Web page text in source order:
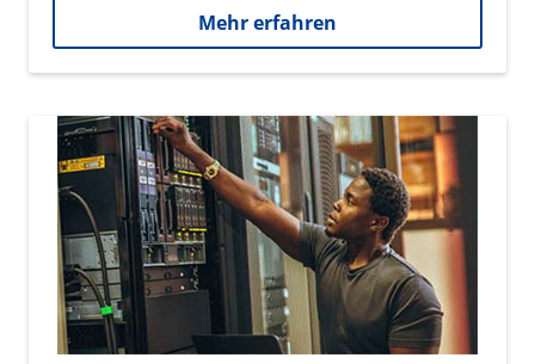
Mehr erfahren